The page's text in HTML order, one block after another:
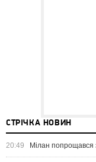
СТРІЧКА НОВИН
20:49 Мілан